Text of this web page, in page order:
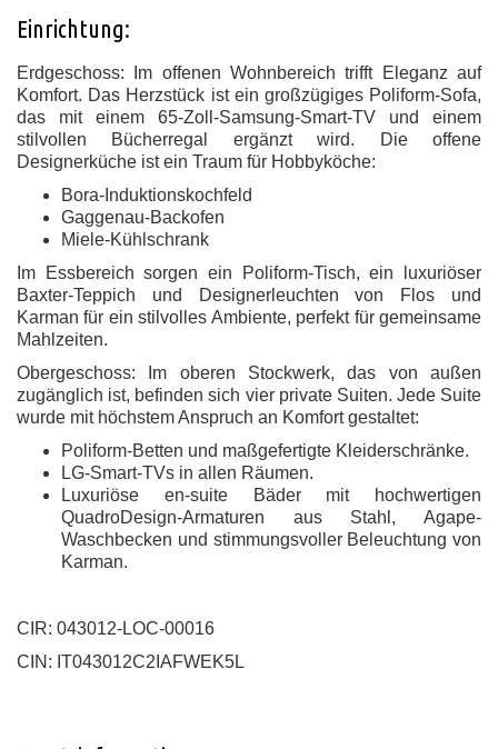
Einrichtung:
Erdgeschoss: Im offenen Wohnbereich trifft Eleganz auf
Komfort. Das Herzstück ist ein großzügiges Poliform-Sofa,
das mit einem 65-Zoll-Samsung-Smart-TV und einem
stilvollen Bücherregal ergänzt wird. Die offene
Designerküche ist ein Traum für Hobbyköche:
Bora-Induktionskochfeld
Gaggenau-Backofen
Miele-Kühlschrank
Im Essbereich sorgen ein Poliform-Tisch, ein luxuriöser
Baxter-Teppich und Designerleuchten von Flos und
Karman für ein stilvolles Ambiente, perfekt für gemeinsame
Mahlzeiten.
Obergeschoss: Im oberen Stockwerk, das von außen
zugänglich ist, befinden sich vier private Suiten. Jede Suite
wurde mit höchstem Anspruch an Komfort gestaltet:
Poliform-Betten und maßgefertigte Kleiderschränke.
LG-Smart-TVs in allen Räumen.
Luxuriöse en-suite Bäder mit hochwertigen
QuadroDesign-Armaturen aus Stahl, Agape-
Waschbecken und stimmungsvoller Beleuchtung von
Karman.
CIR: 043012-LOC-00016
CIN: IT043012C2IAFWEK5L